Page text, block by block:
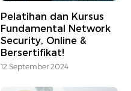
Pelatihan dan Kursus
Fundamental Network
Security, Online &
Bersertifikat!
12 September 2024